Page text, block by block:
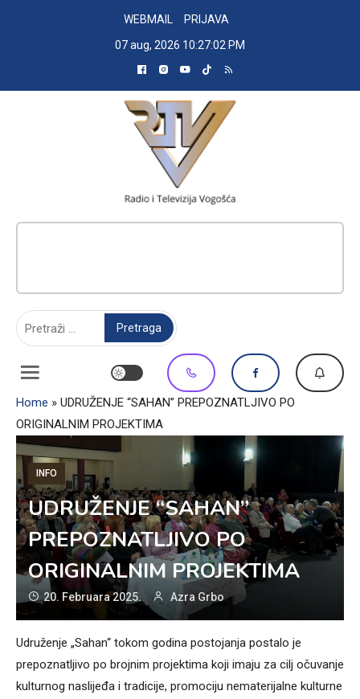
WEBMAIL
PRIJAVA
07 aug, 2026 10:27:03 PM
Home » UDRUŽENJE “SAHAN” PREPOZNATLJIVO PO
ORIGINALNIM PROJEKTIMA
INFO
UDRUŽENJE “SAHAN”
PREPOZNATLJIVO PO
ORIGINALNIM PROJEKTIMA
20. Februara 2025. Azra Grbo
Udruženje „Sahan“ tokom godina postojanja postalo je
prepoznatljivo po brojnim projektima koji imaju za cilj očuvanje
kulturnog naslijeđa i tradicije, promociju nematerijalne kulturne